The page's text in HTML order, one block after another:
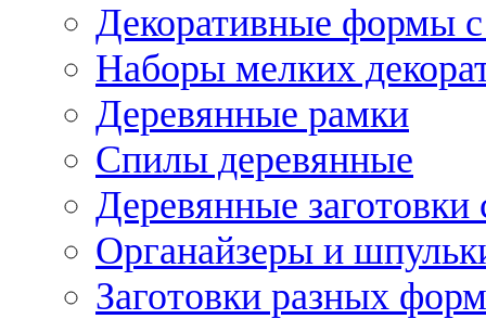
Декоративные формы с
Наборы мелких
Деревянные рамки
Спилы деревянные
Деревянные заготовки
Органайзеры и
Заготовки разных